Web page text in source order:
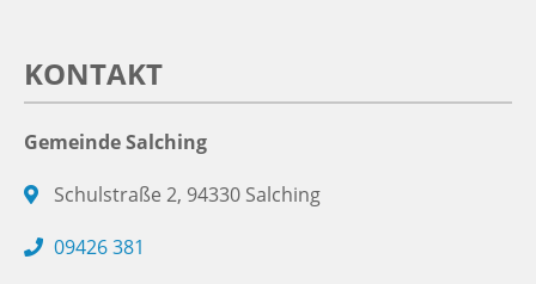
KONTAKT
Gemeinde Salching
Schulstraße 2, 94330 Salching
09426 381